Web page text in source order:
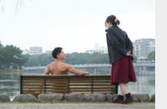
チョ AKIHITO(細マッチョ) 背中
ド